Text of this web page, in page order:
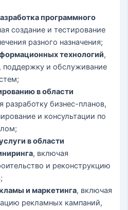
программного
создание и тестирование
разного назначения;
технологий,
поддержку и обслуживание
в области
разработку бизнес-планов,
и консультации по
в области
, включая
и реконструкцию
и маркетинга, включая
рекламных кампаний,